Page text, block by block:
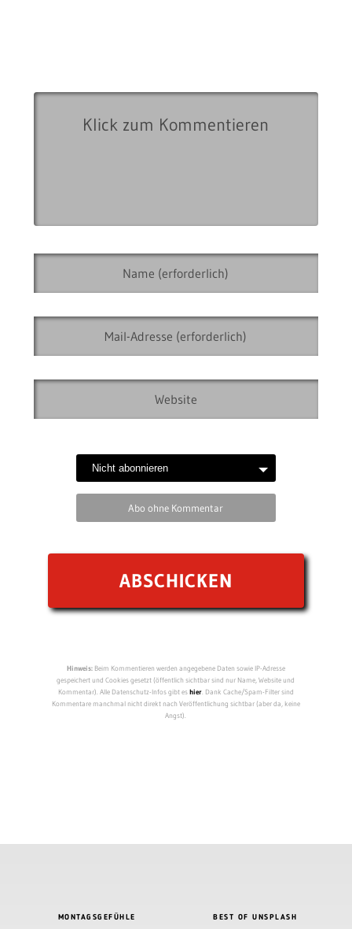
Abo ohne Kommentar
Hinweis:Beim Kommentieren werden angegebene Daten sowie IP-Adresse
gespeichert und Cookies gesetzt (öffentlich sichtbar sind nur Name, Website und
Kommentar). Alle Datenschutz-Infos gibt eshier. Dank Cache/Spam-Filter sind
Kommentare manchmal nicht direkt nach Veröffentlichung sichtbar (aber da, keine
Angst).
MONTAGSGEFÜHLE BEST OF UNSPLASH